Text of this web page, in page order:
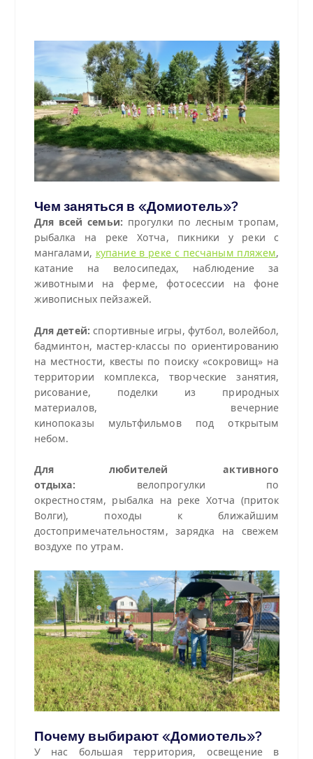
Чем заняться в «Домиотель»?
Для всей семьи: прогулки по лесным тропам,
рыбалка на реке Хотча, пикники у реки с
мангалами, купание в реке с песчаным пляжем,
катание на велосипедах, наблюдение за
животными на ферме, фотосессии на фоне
живописных пейзажей.
Для детей:спортивные игры, футбол, волейбол,
бадминтон, мастер‑классы по ориентированию
на местности, квесты по поиску «сокровищ» на
территории комплекса, творческие занятия,
рисование, поделки из природных
материалов, вечерние
кинопоказы мультфильмов под открытым
небом.
Для любителей активного
отдыха: велопрогулки по
окрестностям, рыбалка на реке Хотча (приток
Волги), походы к ближайшим
достопримечательностям, зарядка на свежем
воздухе по утрам.
Почему выбирают «Домиотель»?
У нас большая территория, освещение в